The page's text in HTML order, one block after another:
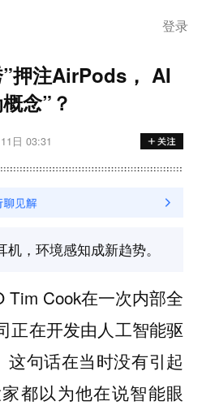
登录
押注AirPods， AI
念”？
日 03:31
，环境感知成新趋势。
Tim Cook在一次内部全
正在开发由人工智能驱
这句话在当时没有引起
都以为他在说智能眼